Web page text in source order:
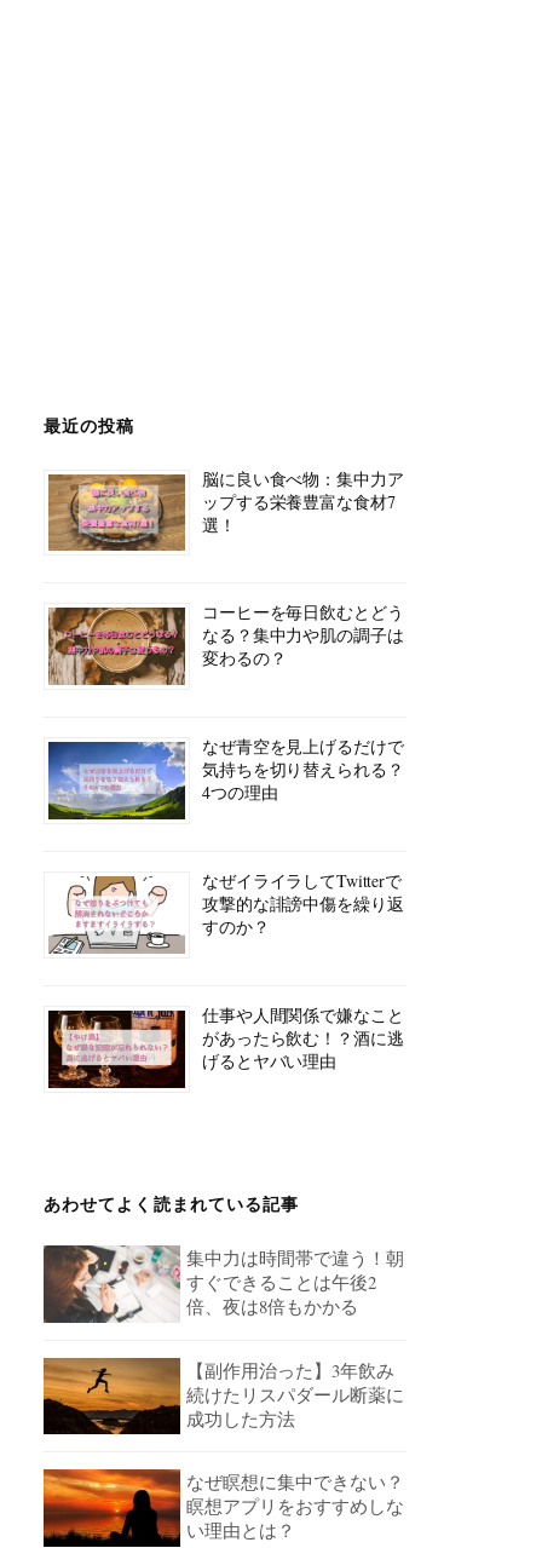
最近の投稿
脳に良い食べ物：集中力ア
ップする栄養豊富な食材7
選！
コーヒーを毎日飲むとどう
なる？集中力や肌の調子は
変わるの？
なぜ青空を見上げるだけで
気持ちを切り替えられる？
4つの理由
なぜイライラしてTwitterで
攻撃的な誹謗中傷を繰り返
すのか？
仕事や人間関係で嫌なこと
があったら飲む！？酒に逃
げるとヤバい理由
あわせてよく読まれている記事
集中力は時間帯で違う！朝
すぐできることは午後2
倍、夜は8倍もかかる
【副作用治った】3年飲み
続けたリスパダール断薬に
成功した方法
なぜ瞑想に集中できない？
瞑想アプリをおすすめしな
い理由とは？